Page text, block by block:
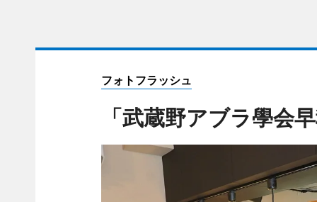
フォトフラッシュ
「武蔵野アブラ學会